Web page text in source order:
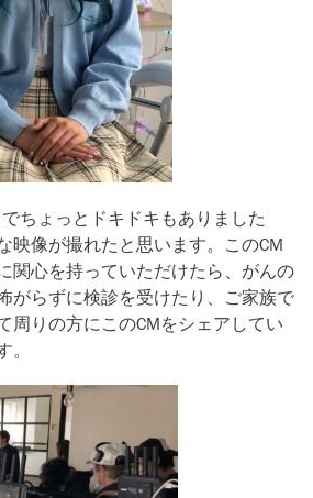
ちょっとドキドキもありました
映像が撮れたと思います。このCM
関心を持っていただけたら、がんの
がらずに検診を受けたり、ご家族で
周りの方にこのCMをシェアしてい